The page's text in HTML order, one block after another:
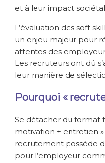
et à leur impact
L’évaluation des soft
un enjeu majeur pour
attentes des
Les recruteurs ont dû
leur manière de
Pourquoi «
Se détacher du format
motivation + entretien
recrutement possède
pour l’employeur